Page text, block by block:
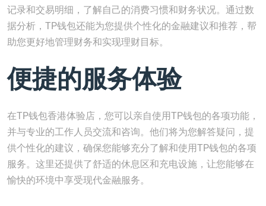
记录和交易明细，了解自己的消费习惯和财务状况。通过数
据分析，TP钱包还能为您提供个性化的金融建议和推荐，帮
助您更好地管理财务和实现理财目标。
便捷的服务体验
在TP钱包香港体验店，您可以亲自使用TP钱包的各项功能，
并与专业的工作人员交流和咨询。他们将为您解答疑问，提
供个性化的建议，确保您能够充分了解和使用TP钱包的各项
服务。这里还提供了舒适的休息区和充电设施，让您能够在
愉快的环境中享受现代金融服务。